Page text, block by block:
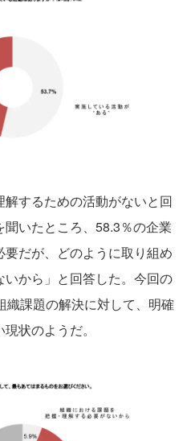
するための活動がないと回
いたところ、58.3％の企業
だが、どのように取り組め
から」と回答した。今回の
課題の解決に対して、明確
状のようだ。